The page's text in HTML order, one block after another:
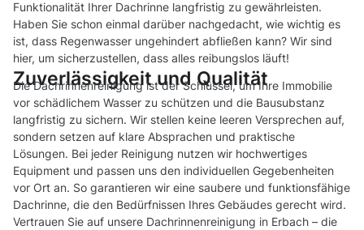
Funktionalität Ihrer Dachrinne langfristig zu gewährleisten.
Haben Sie schon einmal darüber nachgedacht, wie wichtig es
ist, dass Regenwasser ungehindert abfließen kann? Wir sind
hier, um sicherzustellen, dass alles reibungslos läuft!
Zuverlässigkeit und Qualität
Die Dachrinnenreinigung ist der Schlüssel, um Ihre Immobilie
vor schädlichem Wasser zu schützen und die Bausubstanz
langfristig zu sichern. Wir stellen keine leeren Versprechen auf,
sondern setzen auf klare Absprachen und praktische
Lösungen. Bei jeder Reinigung nutzen wir hochwertiges
Equipment und passen uns den individuellen Gegebenheiten
vor Ort an. So garantieren wir eine saubere und funktionsfähige
Dachrinne, die den Bedürfnissen Ihres Gebäudes gerecht wird.
Vertrauen Sie auf unsere Dachrinnenreinigung in Erbach – die